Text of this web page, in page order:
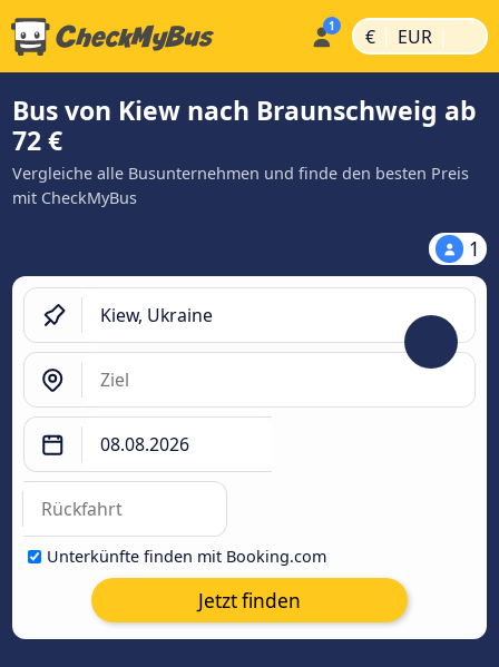
€ | EUR |
Bus von Kiew nach Braunschweig ab
72 €
Vergleiche alle Busunternehmen und finde den besten Preis
mit CheckMyBus
1
Unterkünfte finden mit Booking.com
Jetzt finden